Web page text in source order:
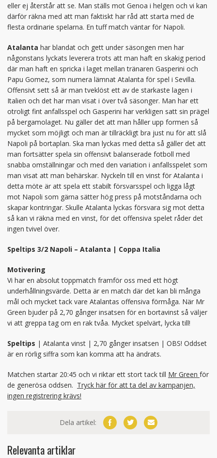
eller ej återstår att se. Man ställs mot Genoa i helgen och vi kan
därför räkna med att man faktiskt har råd att starta med de
flesta ordinarie spelarna. En tuff match väntar för Napoli.
Atalanta har blandat och gett under säsongen men har
någonstans lyckats leverera trots att man haft en skakig period
där man haft en spricka i laget mellan tränaren Gasperini och
Papu Gomez, som numera lämnat Atalanta för spel i Sevilla.
Offensivt sett så är man tveklöst ett av de starkaste lagen i
Italien och det har man visat i över två säsonger. Man har ett
otroligt fint anfallsspel och Gasperini har verkligen satt sin prägel
på bergamolaget. Nu gäller det att man håller upp formen så
mycket som möjligt och man är tillräckligt bra just nu för att slå
Napoli på bortaplan. Ska man lyckas med detta så gäller det att
man fortsätter spela sin offensivt balanserade fotboll med
snabba omställningar och med den variation i anfallsspelet som
man visat att man behärskar. Nyckeln till en vinst för Atalanta i
detta möte är att spela ett stabilt försvarsspel och ligga lågt
mot Napoli som gärna sätter hög press på motståndarna och
skapar kontringar. Skulle Atalanta lyckas försvara sig mot detta
så kan vi räkna med en vinst, för det offensiva spelet råder det
ingen tvivel över.
Speltips 3/2 Napoli – Atalanta | Coppa Italia
Motivering
Vi har en absolut toppmatch framför oss med ett högt
underhållningsvärde. Detta är en match där det kan bli många
mål och mycket tack vare Atalantas offensiva förmåga. När Mr
Green bjuder på 2,70 gånger insatsen för en bortavinst så väljer
vi att greppa tag om en rak tvåa. Mycket spelvärt, lycka till!
Speltips | Atalanta vinst | 2,70 gånger insatsen | OBS! Oddset
är en rörlig siffra som kan komma att ha ändrats.
Matchen startar 20:45 och vi riktar ett stort tack till Mr Green för
de generösa oddsen. Tryck här för att ta del av kampanjen,
ingen registrering krävs!
Dela artikel:
Relevanta artiklar